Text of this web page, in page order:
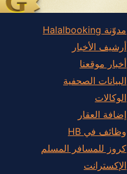
مدوّنة Halalbooking
أرشيف الأخبار
أخبار موقعنا
البيانات الصحفية
الوكالات
إضافة العقار
وظائف في HB
كروز للمسافر المسلم
الإكسترانت